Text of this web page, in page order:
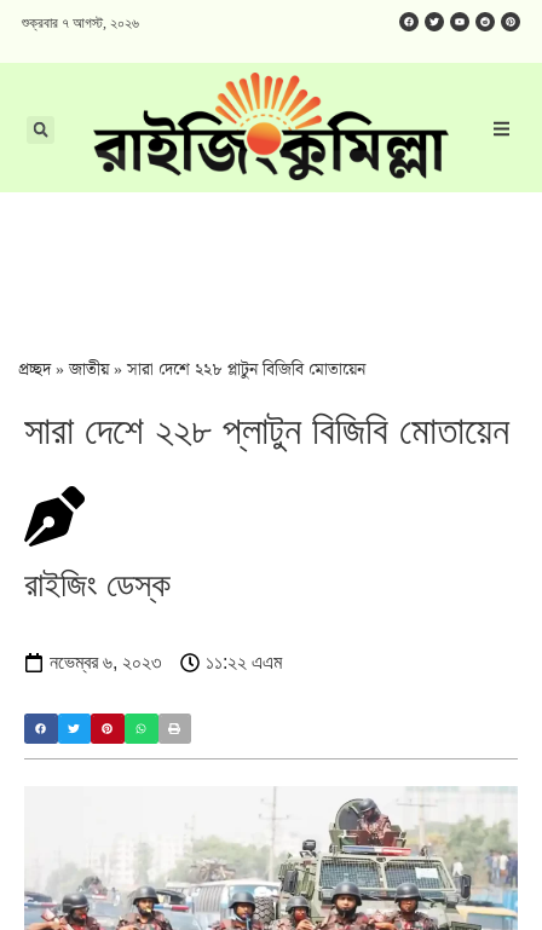
শুক্রবার ৭ আগস্ট, ২০২৬
প্রচ্ছদ»জাতীয়»সারা দেশে ২২৮ প্লাটুন বিজিবি মোতায়েন
সারা দেশে ২২৮ প্লাটুন বিজিবি মোতায়েন
রাইজিং ডেস্ক
নভেম্বর ৬, ২০২৩ ১১:২২ এএম